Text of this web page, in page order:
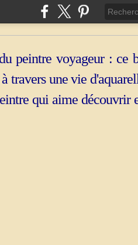
peintre voyageur : ce
travers une vie
qui aime découvrir